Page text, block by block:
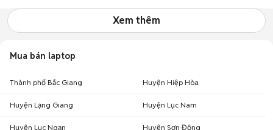
Xem thêm
Mua bán laptop
Thành phố Bắc Giang Huyện Hiệp Hòa
Huyện Lạng Giang Huyện Lục Nam
Huyện Lục Ngạn Huyện Sơn Động